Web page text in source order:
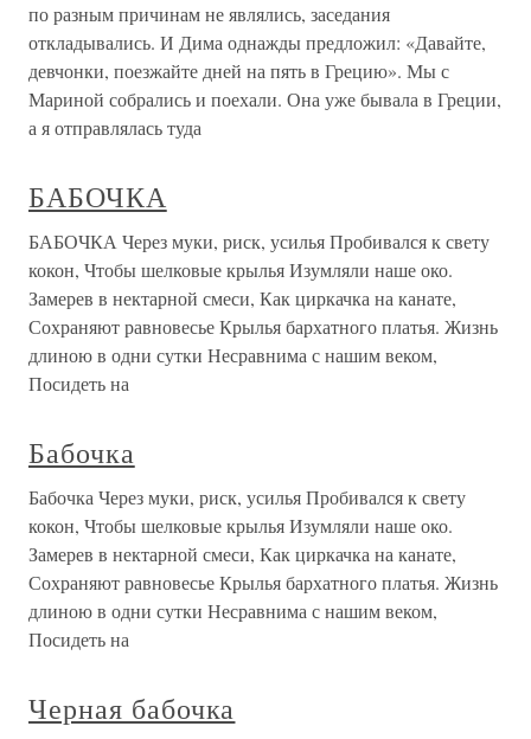
по разным причинам не являлись, заседания
откладывались. И Дима однажды предложил: «Давайте,
девчонки, поезжайте дней на пять в Грецию». Мы с
Мариной собрались и поехали. Она уже бывала в Греции,
а я отправлялась туда
БАБОЧКА
БАБОЧКА Через муки, риск, усилья Пробивался к свету
кокон, Чтобы шелковые крылья Изумляли наше око.
Замерев в нектарной смеси, Как циркачка на канате,
Сохраняют равновесье Крылья бархатного платья. Жизнь
длиною в одни сутки Несравнима с нашим веком,
Посидеть на
Бабочка
Бабочка Через муки, риск, усилья Пробивался к свету
кокон, Чтобы шелковые крылья Изумляли наше око.
Замерев в нектарной смеси, Как циркачка на канате,
Сохраняют равновесье Крылья бархатного платья. Жизнь
длиною в одни сутки Несравнима с нашим веком,
Посидеть на
Черная бабочка